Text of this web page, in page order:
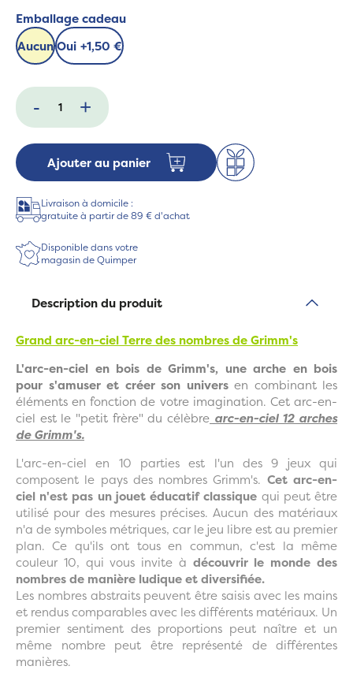
Emballage cadeau
AucunOui +1,50 €
- +
Ajouter au panier
Livraison à domicile :
gratuite à partir de 89 € d'achat
Disponible dans votre
magasin de Quimper
Description du produit
Grand arc-en-ciel Terre des nombres de Grimm's
L'arc-en-ciel en bois de Grimm's, une arche en bois
pour s'amuser et créer son universen combinant les
éléments en fonction de votre imagination. Cet arc-en-
ciel est le "petit frère" du célèbre arc-en-ciel 12 arches
de Grimm's.
L'arc-en-ciel en 10 parties est l'un des 9 jeux qui
composent le pays des nombres Grimm's. Cet arc-en-
ciel n'est pas un jouet éducatif classique qui peut être
utilisé pour des mesures précises. Aucun des matériaux
n'a de symboles métriques, car le jeu libre est au premier
plan. Ce qu'ils ont tous en commun, c'est la même
couleur 10, qui vous invite à découvrir le monde des
nombres de manière ludique et diversifiée.
Les nombres abstraits peuvent être saisis avec les mains
et rendus comparables avec les différents matériaux. Un
premier sentiment des proportions peut naître et un
même nombre peut être représenté de différentes
manières.